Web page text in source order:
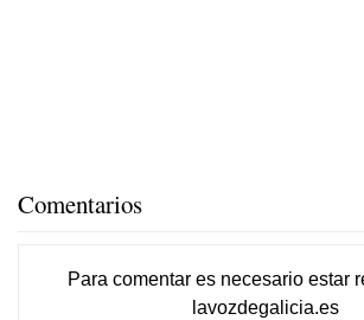
Comentarios
Para comentar es necesario estar
lavozdegalicia.es